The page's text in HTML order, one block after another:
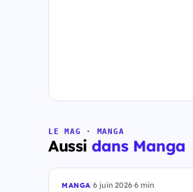
LE MAG · MANGA
Aussidans Manga
MANGA·6 juin 2026·6 min